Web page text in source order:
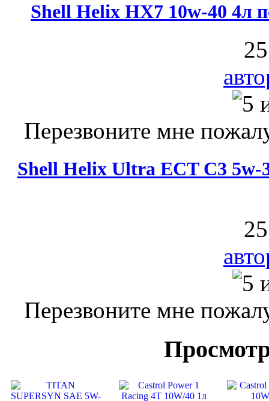
Shell Helix HX7 10w-40 4л
Перезвоните мне
Shell Helix Ultra ECT C3 5w-
Перезвоните мне